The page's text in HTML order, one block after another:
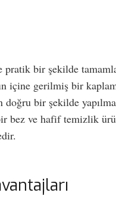
bir şekilde
içine gerilmiş bir
bir şekilde
ve hafif temizlik